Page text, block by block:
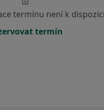
termínu není k dispozici
termín